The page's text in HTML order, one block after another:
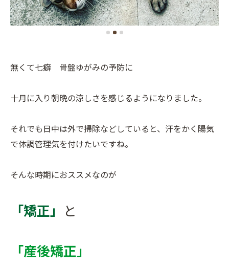
無くて七癖 骨盤ゆがみの予防に
十月に入り朝晩の涼しさを感じるようになりました。
それでも日中は外で掃除などしていると、汗をかく陽気
で体調管理気を付けたいですね。
そんな時期におススメなのが
「矯正」 と
「産後矯正」